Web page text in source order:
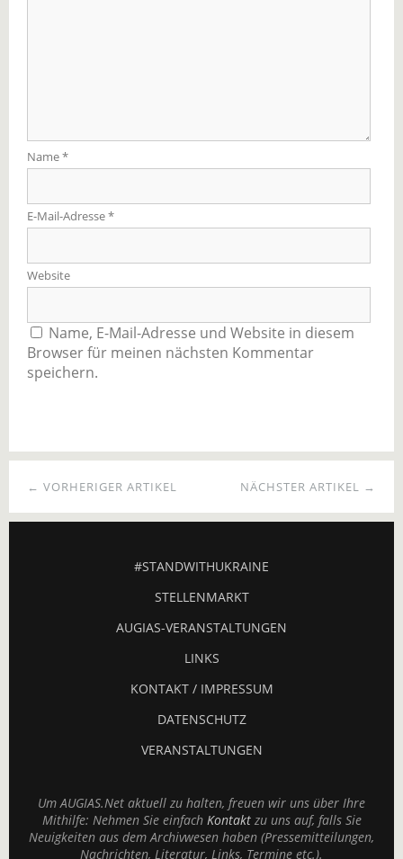
Name*
E-Mail-Adresse*
Website
Name, E-Mail-Adresse und Website in diesem
Browser für meinen nächsten Kommentar
speichern.
NÄCHSTER ARTIKEL →
← VORHERIGER ARTIKEL
#STANDWITHUKRAINE
STELLENMARKT
AUGIAS-VERANSTALTUNGEN
LINKS
KONTAKT / IMPRESSUM
DATENSCHUTZ
VERANSTALTUNGEN
Um AUGIAS.Net aktuell zu halten, freuen wir uns über Ihre
Mithilfe: Nehmen Sie einfach Kontaktzu uns auf, falls Sie
Neuigkeiten aus dem Archivwesen haben (Pressemitteilungen,
Nachrichten, Literatur, Links, Termine etc.).